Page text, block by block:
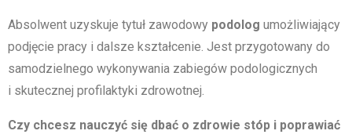
Absolwent uzyskuje tytuł zawodowy podolog umożliwiający
podjęcie pracy i dalsze kształcenie. Jest przygotowany do
samodzielnego wykonywania zabiegów podologicznych
i skutecznej profilaktyki zdrowotnej.
Czy chcesz nauczyć się dbać o zdrowie stóp i poprawiać